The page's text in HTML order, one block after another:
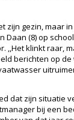
zijn gezin, maar
Daan (8) op
klinkt raar,
berichten op
dat zijn situatie
bij een